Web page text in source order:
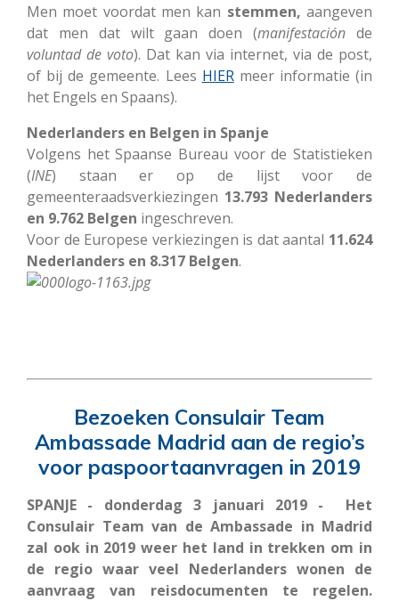
Men moet voordat men kan stemmen, aangeven
dat men dat wilt gaan doen (manifestación de
voluntad de voto). Dat kan via internet, via de post,
of bij de gemeente. Lees HIERmeer informatie (in
het Engels en Spaans).
Nederlanders en Belgen in Spanje
Volgens het Spaanse Bureau voor de Statistieken
(INE) staan er op de lijst voor de
gemeenteraadsverkiezingen 13.793 Nederlanders
en 9.762 Belgen ingeschreven.
Voor de Europese verkiezingen is dat aantal 11.624
Nederlanders en 8.317 Belgen.
Bezoeken Consulair Team
Ambassade Madrid aan de regio’s
voor paspoortaanvragen in 2019
SPANJE - donderdag 3 januari 2019 - Het
Consulair Team van de Ambassade in Madrid
zal ook in 2019 weer het land in trekken om in
de regio waar veel Nederlanders wonen de
aanvraag van reisdocumenten te regelen.